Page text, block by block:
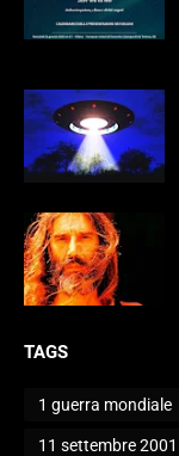
TAGS
1 guerra mondiale
11 settembre 2001